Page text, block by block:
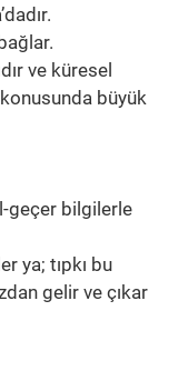
ve küresel
büyük
geçer bilgilerle
ya; tıpkı bu
gelir ve çıkar